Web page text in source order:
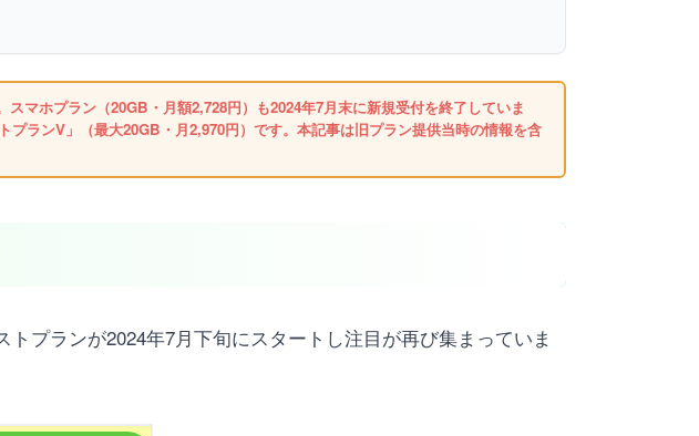
マホプラン（20GB・月額2,728円）も2024年7月末に新規受付を終了していま
ランV」（最大20GB・月2,970円）です。本記事は旧プラン提供当時の情報を含
トプランが2024年7月下旬にスタートし注目が再び集まっていま